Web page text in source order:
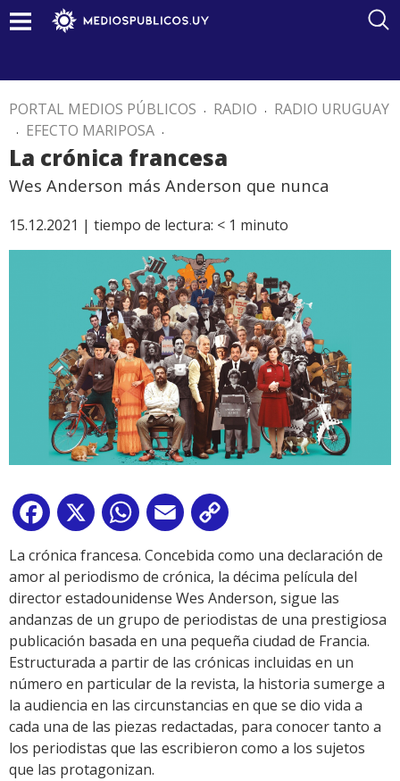
PORTAL MEDIOS PÚBLICOS . RADIO . RADIO URUGUAY
. EFECTO MARIPOSA .
La crónica francesa
Wes Anderson más Anderson que nunca
15.12.2021 | tiempo de lectura: < 1 minuto
Facebook
X WhatsApp
Email
Link
La crónica francesa. Concebida como una declaración de
amor al periodismo de crónica, la décima película del
director estadounidense Wes Anderson, sigue las
andanzas de un grupo de periodistas de una prestigiosa
publicación basada en una pequeña ciudad de Francia.
Estructurada a partir de las crónicas incluidas en un
número en particular de la revista, la historia sumerge a
la audiencia en las circunstancias en que se dio vida a
cada una de las piezas redactadas, para conocer tanto a
los periodistas que las escribieron como a los sujetos
que las protagonizan.